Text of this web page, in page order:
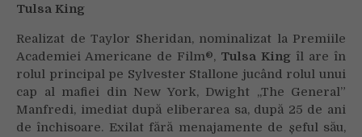
Tulsa King
Realizat de Taylor Sheridan, nominalizat la Premiile
Academiei Americane de Film®, Tulsa King îl are în
rolul principal pe Sylvester Stallone jucând rolul unui
cap al mafiei din New York, Dwight ,,The General”
Manfredi, imediat după eliberarea sa, după 25 de ani
de închisoare. Exilat fără menajamente de șeful său,